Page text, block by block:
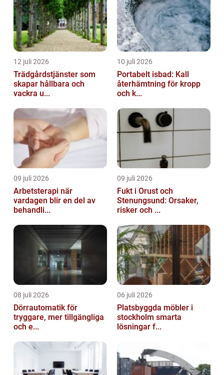
återstäl...
12 juli 2026
Trädgårdstjänster som
skapar hållbara och
vackra u...
10 juli 2026
Portabelt isbad: Kall
återhämtning för kropp
och k...
09 juli 2026
Arbetsterapi när
vardagen blir en del av
behandli...
09 juli 2026
Fukt i Orust och
Stenungsund: Orsaker,
risker och ...
08 juli 2026
Dörrautomatik för
tryggare, mer tillgängliga
och e...
06 juli 2026
Platsbyggda möbler i
stockholm smarta
lösningar f...